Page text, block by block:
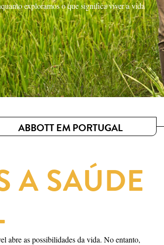
exploramos o que significa viver a vida
ABBOTT EM PORTUGAL
A SAÚDE
abre as possibilidades da vida. No entanto,